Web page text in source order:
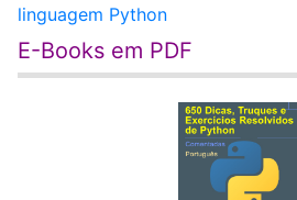
linguagem Python
E-Books em PDF